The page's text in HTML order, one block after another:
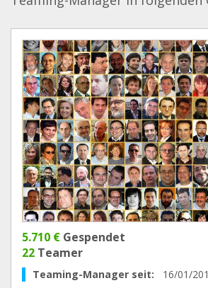
5.710 € Gespendet
22 Teamer
Teaming-Manager seit: 16/01/